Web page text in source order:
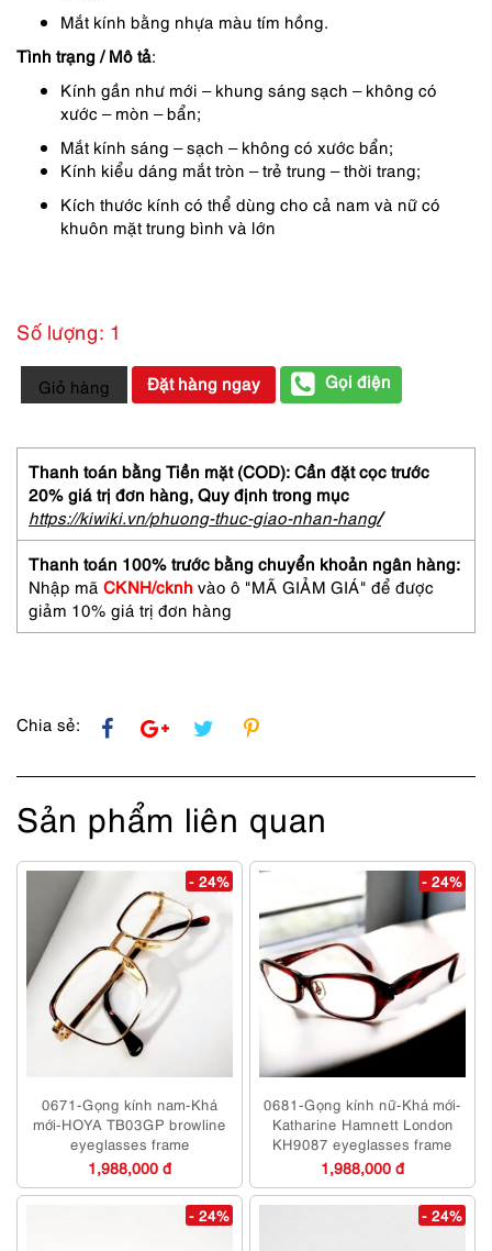
Mắt kính bằng nhựa màu tím hồng.
Tình trạng / Mô tả:
Kính gần như mới – khung sáng sạch – không có
xước – mòn – bẩn;
Mắt kính sáng – sạch – không có xước bẩn;
Kính kiểu dáng mắt tròn – trẻ trung – thời trang;
Kích thước kính có thể dùng cho cả nam và nữ có
khuôn mặt trung bình và lớn
Số lượng: 1
5881-
Kính
nữ/nam-
Gần
như
mới-
LO-
1019
sunglasses
số
lượng
Giỏ hàng Đặt hàng ngay Gọi điện
Thanh toán bằng Tiền mặt (COD): Cần đặt cọc trước
20% giá trị đơn hàng, Quy định trong mục
https://kiwiki.vn/phuong-thuc-giao-nhan-hang/
Thanh toán 100% trước bằng chuyển khoản ngân hàng:
Nhập mã CKNH/cknh vào ô "MÃ GIẢM GIÁ" để được
giảm 10% giá trị đơn hàng
Chia sẻ:
Sản phẩm liên quan
- 24%
0671-Gọng kính nam-Khá
mới-HOYA TB03GP browline
eyeglasses frame
1,988,000 đ
- 24%
0681-Gọng kính nữ-Khá mới-
Katharine Hamnett London
KH9087 eyeglasses frame
1,988,000 đ
- 24% - 24%